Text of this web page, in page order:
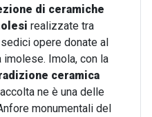
di ceramiche
realizzate tra
opere donate al
Imola, con la
ceramica
ne è una delle
monumentali del